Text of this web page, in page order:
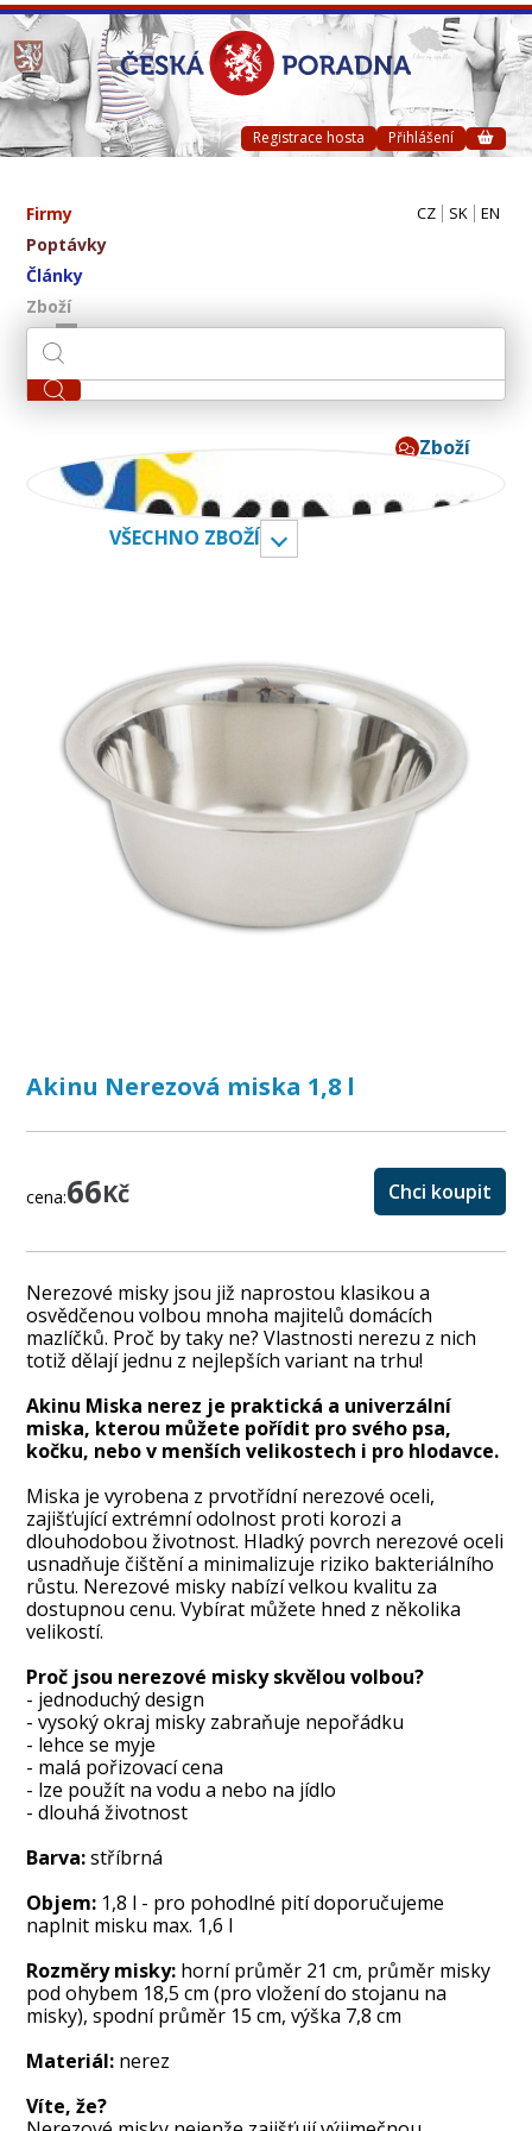
Registrace hosta Přihlášení
Firmy
Poptávky
Články
Zboží
CZ SK EN
Zboží
AKINU CZ s.r.o.
VŠECHNO ZBOŽÍ
Akinu Nerezová miska 1,8 l
cena:66Kč Chci koupit
Nerezové misky jsou již naprostou klasikou a
osvědčenou volbou mnoha majitelů domácích
mazlíčků. Proč by taky ne? Vlastnosti nerezu z nich
totiž dělají jednu z nejlepších variant na trhu!
Akinu Miska nerez je praktická a univerzální
miska, kterou můžete pořídit pro svého psa,
kočku, nebo v menších velikostech i pro hlodavce.
Miska je vyrobena z prvotřídní nerezové oceli,
zajišťující extrémní odolnost proti korozi a
dlouhodobou životnost. Hladký povrch nerezové oceli
usnadňuje čištění a minimalizuje riziko bakteriálního
růstu. Nerezové misky nabízí velkou kvalitu za
dostupnou cenu. Vybírat můžete hned z několika
velikostí.
Proč jsou nerezové misky skvělou volbou?
- jednoduchý design
- vysoký okraj misky zabraňuje nepořádku
- lehce se myje
- malá pořizovací cena
- lze použít na vodu a nebo na jídlo
- dlouhá životnost
Barva:stříbrná
Objem: 1,8 l - pro pohodlné pití doporučujeme
naplnit misku max. 1,6 l
Rozměry misky: horní průměr 21 cm, průměr misky
pod ohybem 18,5 cm (pro vložení do stojanu na
misky), spodní průměr 15 cm, výška 7,8 cm
Materiál: nerez
Víte, že?